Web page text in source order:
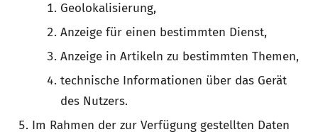
Geolokalisierung,
Anzeige für einen bestimmten Dienst,
Anzeige in Artikeln zu bestimmten Themen,
technische Informationen über das Gerät
des Nutzers.
Im Rahmen der zur Verfügung gestellten Daten